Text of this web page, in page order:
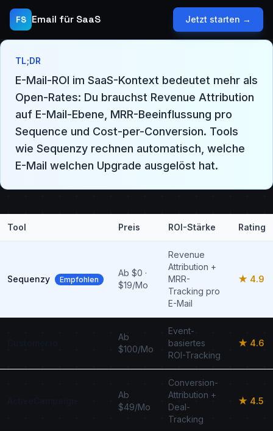
FS Email für SaaS Jetzt starten →
TL;DR
E-Mail-ROI im SaaS-Kontext bedeutet mehr als
Open-Rates: Du brauchst Revenue Attribution
auf E-Mail-Ebene, MRR-Beeinflussung pro
Sequence und Cost-per-Conversion. Tools
wie Sequenzy rechnen automatisch, welche
E-Mail welchen Upgrade ausgelöst hat.
Tool Preis ROI-Stärke Rating
Sequenzy Empfohlen
Ab $0 ·
$19/Mo
Revenue
Attribution +
MRR-
Tracking pro
E-Mail
★ 4.9
Ab
$100/Mo
Event-
basiertes
ROI-Tracking
★ 4.6
Ab
$49/Mo
Conversion-
Attribution +
Deal-
Tracking
★ 4.5